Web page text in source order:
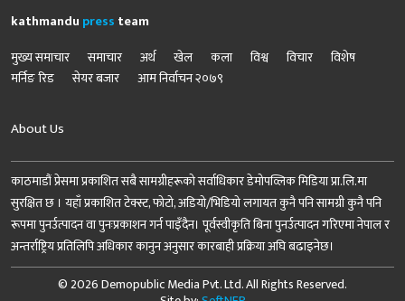
kathmandu press team
मुख्य समाचार
समाचार अर्थ खेल कला विश्व विचार
विशेष
मर्निङ रिड
सेयर बजार आम निर्वाचन २०७९
About Us
काठमाडौं प्रेसमा प्रकाशित सबै सामग्रीहरूको सर्वाधिकार डेमोपव्लिक मिडिया प्रा.लि.मा
सुरक्षित छ । यहाँ प्रकाशित टेक्स्ट, फोटो, अडियो/भिडियो लगायत कुनै पनि सामग्री कुनै पनि
रूपमा पुनर्उत्पादन वा पुनःप्रकाशन गर्न पाइँदैन। पूर्वस्वीकृति बिना पुनर्उत्पादन गरिएमा नेपाल र
अन्तर्राष्ट्रिय प्रतिलिपि अधिकार कानुन अनुसार कारबाही प्रक्रिया अघि बढाइनेछ।
© 2026 Demopublic Media Pvt. Ltd. All Rights Reserved.